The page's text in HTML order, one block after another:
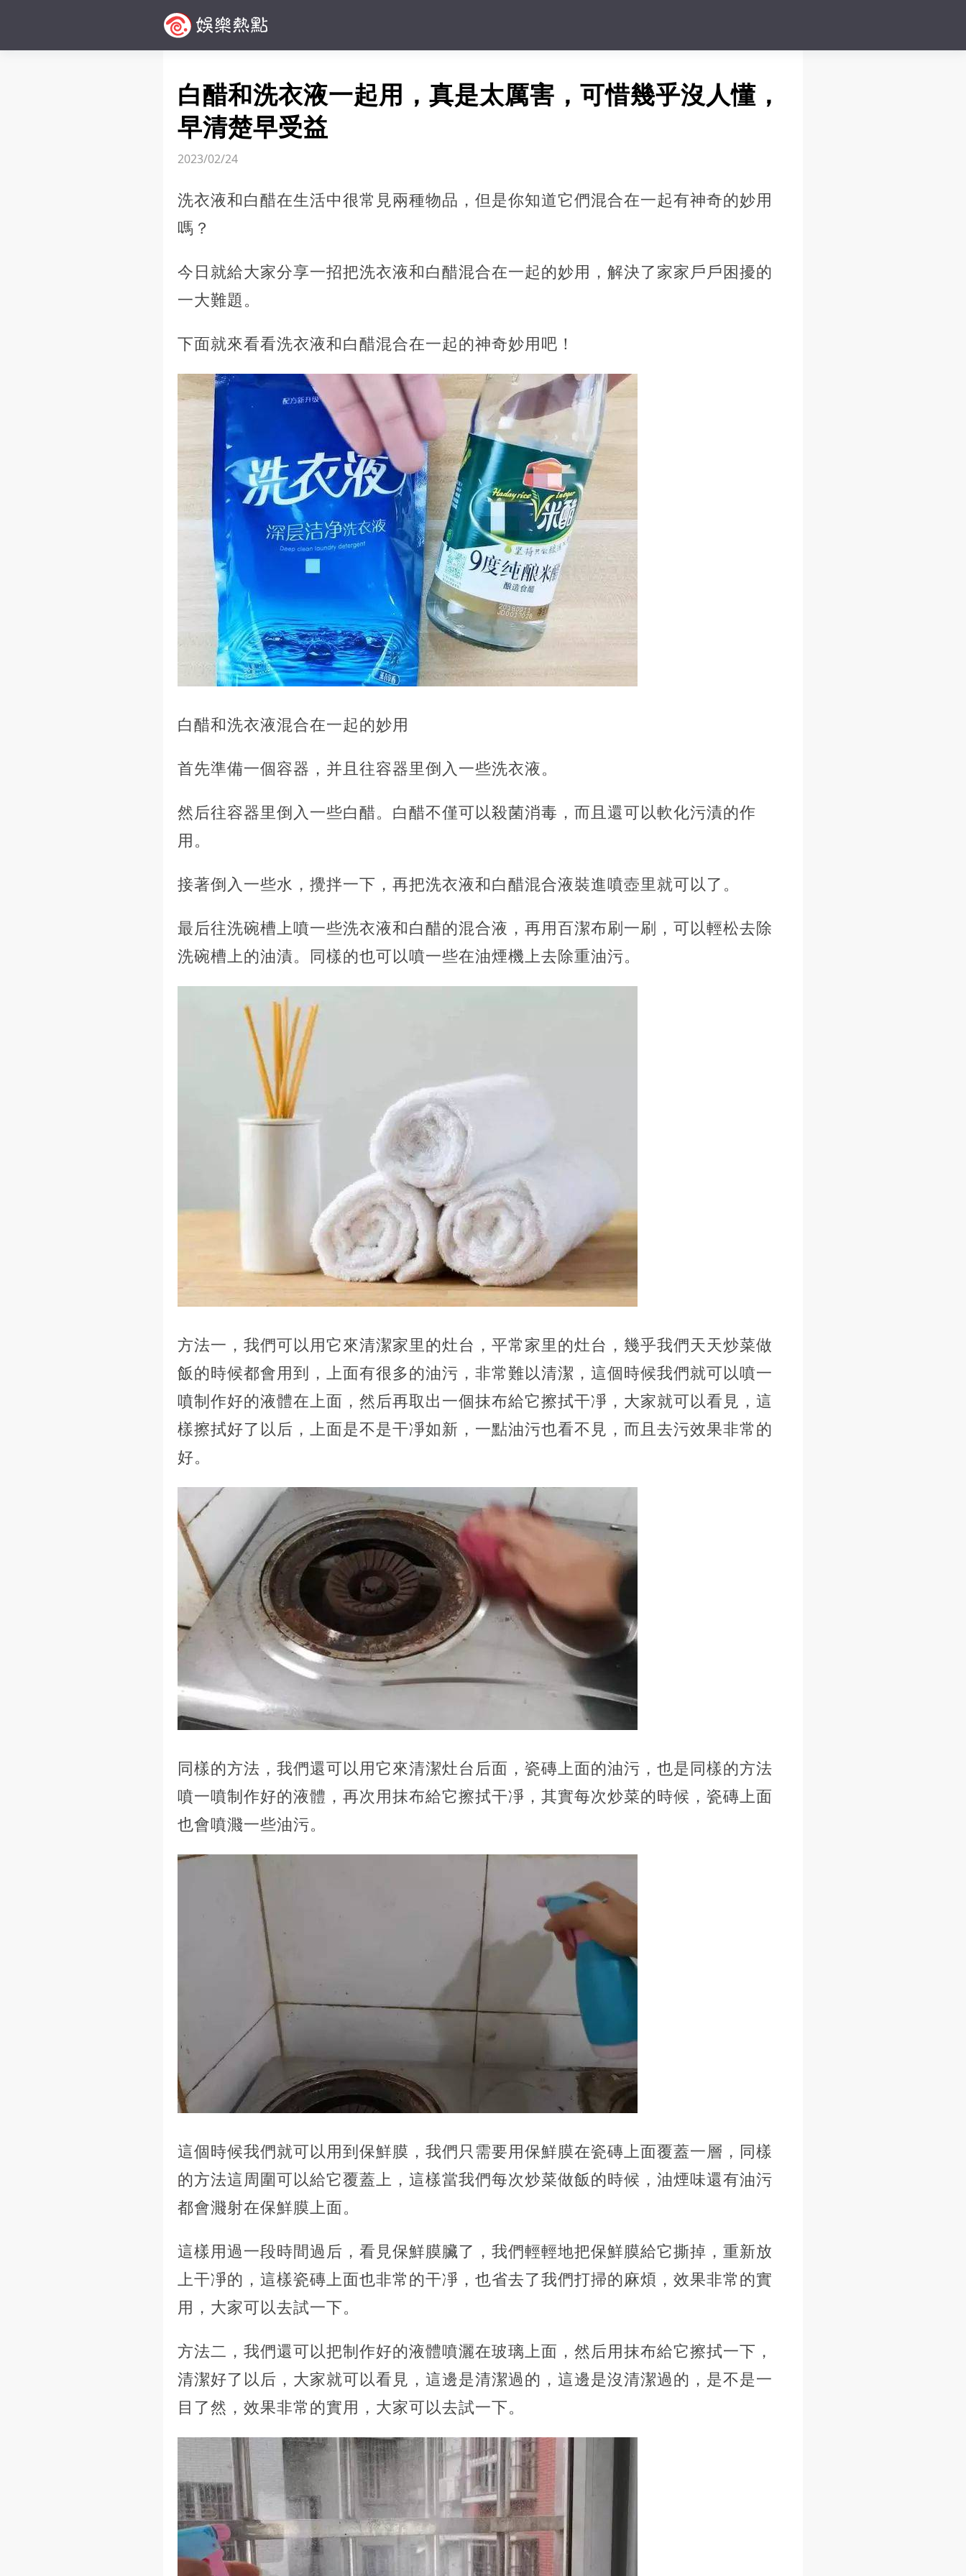
白醋和洗衣液一起用，真是太厲害，可惜幾乎沒人懂，
早清楚早受益
2023/02/24
洗衣液和白醋在生活中很常見兩種物品，但是你知道它們混合在一起有神奇的妙用
嗎？
今日就給大家分享一招把洗衣液和白醋混合在一起的妙用，解決了家家戶戶困擾的
一大難題。
下面就來看看洗衣液和白醋混合在一起的神奇妙用吧！
白醋和洗衣液混合在一起的妙用
首先準備一個容器，并且往容器里倒入一些洗衣液。
然后往容器里倒入一些白醋。白醋不僅可以殺菌消毒，而且還可以軟化污漬的作
用。
接著倒入一些水，攪拌一下，再把洗衣液和白醋混合液裝進噴壺里就可以了。
最后往洗碗槽上噴一些洗衣液和白醋的混合液，再用百潔布刷一刷，可以輕松去除
洗碗槽上的油漬。同樣的也可以噴一些在油煙機上去除重油污。
方法一，我們可以用它來清潔家里的灶台，平常家里的灶台，幾乎我們天天炒菜做
飯的時候都會用到，上面有很多的油污，非常難以清潔，這個時候我們就可以噴一
噴制作好的液體在上面，然后再取出一個抹布給它擦拭干凈，大家就可以看見，這
樣擦拭好了以后，上面是不是干凈如新，一點油污也看不見，而且去污效果非常的
好。
同樣的方法，我們還可以用它來清潔灶台后面，瓷磚上面的油污，也是同樣的方法
噴一噴制作好的液體，再次用抹布給它擦拭干凈，其實每次炒菜的時候，瓷磚上面
也會噴濺一些油污。
這個時候我們就可以用到保鮮膜，我們只需要用保鮮膜在瓷磚上面覆蓋一層，同樣
的方法這周圍可以給它覆蓋上，這樣當我們每次炒菜做飯的時候，油煙味還有油污
都會濺射在保鮮膜上面。
這樣用過一段時間過后，看見保鮮膜臟了，我們輕輕地把保鮮膜給它撕掉，重新放
上干凈的，這樣瓷磚上面也非常的干凈，也省去了我們打掃的麻煩，效果非常的實
用，大家可以去試一下。
方法二，我們還可以把制作好的液體噴灑在玻璃上面，然后用抹布給它擦拭一下，
清潔好了以后，大家就可以看見，這邊是清潔過的，這邊是沒清潔過的，是不是一
目了然，效果非常的實用，大家可以去試一下。